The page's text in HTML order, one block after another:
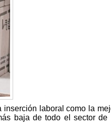
inserción laboral como la
baja de todo el sector de